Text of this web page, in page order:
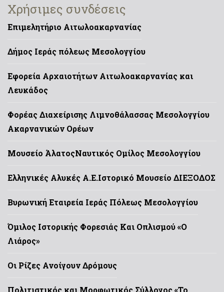
Χρήσιμες συνδέσεις
Επιμελητήριο Αιτωλοακαρνανίας
Δήμος Ιεράς πόλεως Μεσολογγίου
Εφορεία Αρχαιοτήτων Αιτωλοακαρνανίας και
Λευκάδος
Φορέας Διαχείρισης Λιμνοθάλασσας Μεσολογγίου
Ακαρνανικών Ορέων
Μουσείο ΆλατοςΝαυτικός Ομίλος Μεσολογγίου
Ελληνικές Αλυκές Α.Ε.Ιστορικό Μουσείο ΔΙΕΞΟΔΟΣ
Βυρωνική Εταιρεία Ιεράς Πόλεως Μεσολογγίου
Όμιλος Ιστορικής Φορεσιάς Και Οπλισμού «Ο
Λιάρος»
Οι Ρίζες Ανοίγουν Δρόμους
Πολιτιστικός και Μορφωτικός Σύλλογος «Το